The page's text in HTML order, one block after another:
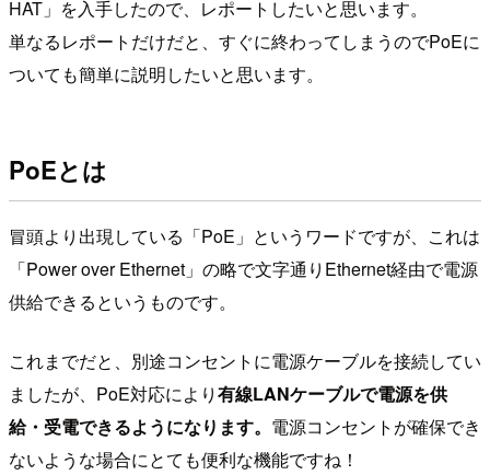
HAT」を入手したので、レポートしたいと思います。
単なるレポートだけだと、すぐに終わってしまうのでPoEに
ついても簡単に説明したいと思います。
PoEとは
冒頭より出現している「PoE」というワードですが、これは
「Power over Ethernet」の略で文字通りEthernet経由で電源
供給できるというものです。
これまでだと、別途コンセントに電源ケーブルを接続してい
ましたが、PoE対応により有線LANケーブルで電源を供
給・受電できるようになります。 電源コンセントが確保でき
ないような場合にとても便利な機能ですね！